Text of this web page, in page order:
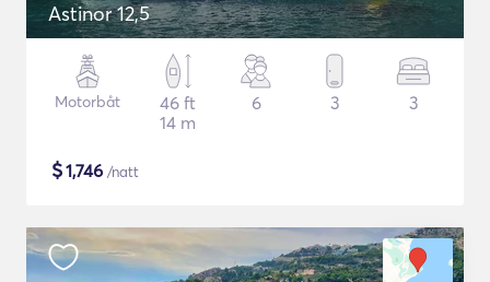
Astinor 12,5
Motorbåt
46 ft
14 m
6 3 3
$1,746 /natt